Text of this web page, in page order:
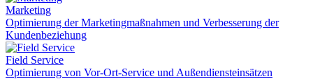
Marketing
Optimierung der Marketingmaßnahmen und Verbesserung der
Kundenbeziehung
Field Service
Optimierung von Vor-Ort-Service und Außendiensteinsätzen